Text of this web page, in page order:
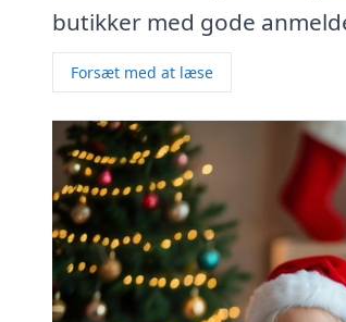
butikker med gode
Forsæt med at læse